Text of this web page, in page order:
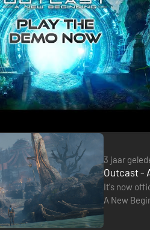
3 jaar
Outcast -
It's now
A New